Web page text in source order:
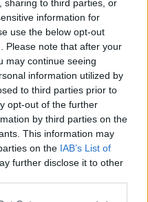
sharing to third parties, or
information for
use the below opt-out
Please note that after your
may continue seeing
information utilized by
to third parties prior to
opt-out of the further
by third parties on the
This information may
on the IAB’s List of
further disclose it to other